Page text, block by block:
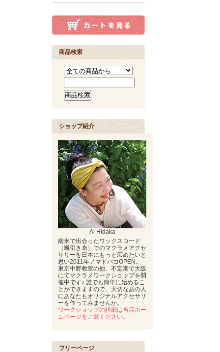
商品検索
ショップ紹介
Ai Hidaka
南米で出会ったワックスコード
（蝋引き糸）でのマクラメアクセ
サリーを日本にもっと広めたいと
思い2011年ノマドバコOPEN。
東京中野教室の他、不定期で大阪
にてマクラメワークショップを開
催中です♪ 誰でも簡単に始めるこ
とができますので、大切なあの人
にあなたもオリジナルアクセサリ
ーを作ってみませんか。
ワークショップの詳細は当店ホー
ムページをご覧ください。
フリーページ